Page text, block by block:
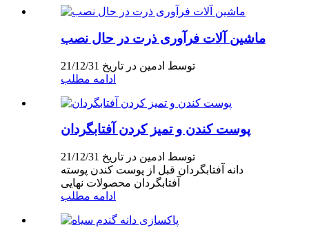
ماشین آلات فرآوری ذرت در حال نصب
توسط ادمین در تاریخ 21/12/31
ادامه مطلب
پوست کندن و تمیز کردن آفتابگردان
توسط ادمین در تاریخ 21/12/31
دانه آفتابگردان قبل از پوست کندن پوسته
آفتابگردان محصولات نهایی
ادامه مطلب